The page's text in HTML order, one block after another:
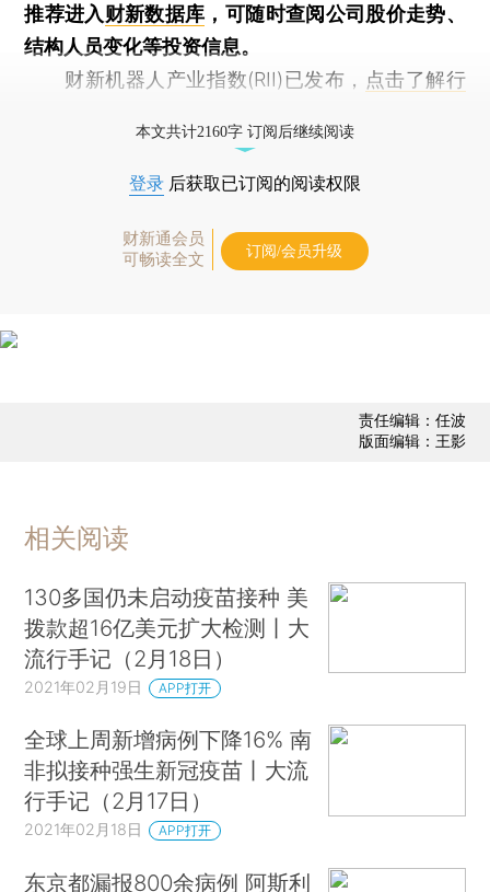
推荐进入财新数据库 ，可随时查阅公司股价走势、
结构人员变化等投资信息。
财新机器人产业指数(RII)已发布， 点击了解行
本文共计2160字 订阅后继续阅读
登录 后获取已订阅的阅读权限
财新通会员
可畅读全文
订阅/会员升级
责任编辑：任波
版面编辑：王影
相关阅读
130多国仍未启动疫苗接种 美
拨款超16亿美元扩大检测丨大
流行手记（2月18日）
2021年02月19日 APP打开
全球上周新增病例下降16% 南
非拟接种强生新冠疫苗丨大流
行手记（2月17日）
2021年02月18日 APP打开
东京都漏报800余病例 阿斯利